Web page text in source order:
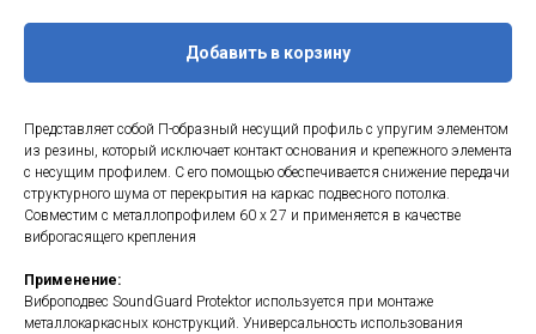
Добавить в корзину
Представляет собой П-образный несущий профиль с упругим элементом
из резины, который исключает контакт основания и крепежного элемента
с несущим профилем. С его помощью обеспечивается снижение передачи
структурного шума от перекрытия на каркас подвесного потолка.
Совместим с металлопрофилем 60 x 27 и применяется в качестве
виброгасящего крепления
Применение:
Виброподвес SoundGuard Protektor используется при монтаже
металлокаркасных конструкций. Универсальность использования